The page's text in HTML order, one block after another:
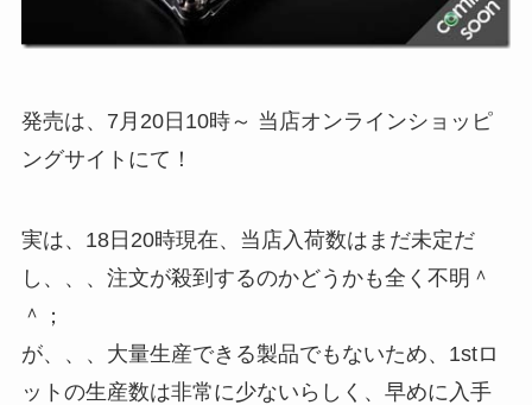
発売は、7月20日10時～ 当店オンラインショッピ
ングサイトにて！
実は、18日20時現在、当店入荷数はまだ未定だ
し、、、注文が殺到するのかどうかも全く不明＾
＾；
が、、、大量生産できる製品でもないため、1stロ
ットの生産数は非常に少ないらしく、早めに入手